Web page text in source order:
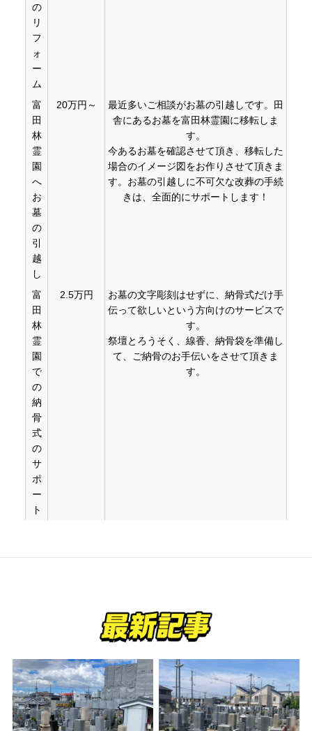
の
リ
フ
ォ
ー
ム
富
田
林
霊
園
へ
お
墓
の
引
越
し
20万円～
最近多いご相談がお墓の引越しです。田
舎にあるお墓を富田林霊園に移転しま
す。
今あるお墓を確認させて頂き、移転した
場合のイメージ図をお作りさせて頂きま
す。お墓の引越しに不可欠な改葬の手続
きは、全面的にサポートします！
富
田
林
霊
園
で
の
納
骨
式
の
サ
ポ
ー
ト
2.5万円
お墓の文字彫刻はせずに、納骨式だけ手
伝って欲しいという方向けのサービスで
す。
祭壇とろうそく、線香、納骨袋を準備し
て、ご納骨のお手伝いをさせて頂きま
す。